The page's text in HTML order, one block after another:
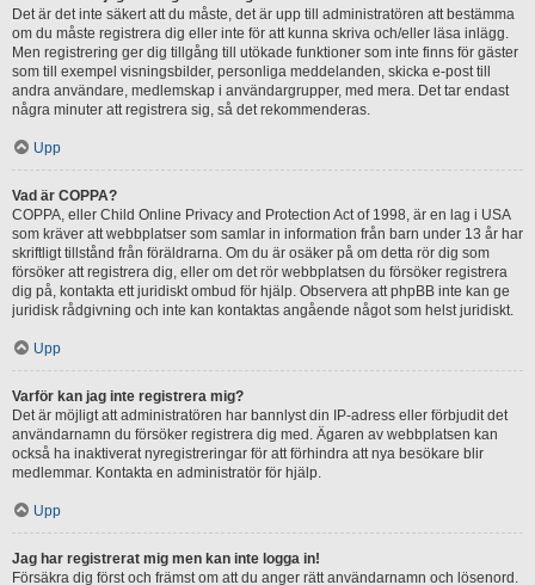
Det är det inte säkert att du måste, det är upp till administratören att bestämma
om du måste registrera dig eller inte för att kunna skriva och/eller läsa inlägg.
Men registrering ger dig tillgång till utökade funktioner som inte finns för gäster
som till exempel visningsbilder, personliga meddelanden, skicka e-post till
andra användare, medlemskap i användargrupper, med mera. Det tar endast
några minuter att registrera sig, så det rekommenderas.
Upp
Vad är COPPA?
COPPA, eller Child Online Privacy and Protection Act of 1998, är en lag i USA
som kräver att webbplatser som samlar in information från barn under 13 år har
skriftligt tillstånd från föräldrarna. Om du är osäker på om detta rör dig som
försöker att registrera dig, eller om det rör webbplatsen du försöker registrera
dig på, kontakta ett juridiskt ombud för hjälp. Observera att phpBB inte kan ge
juridisk rådgivning och inte kan kontaktas angående något som helst juridiskt.
Upp
Varför kan jag inte registrera mig?
Det är möjligt att administratören har bannlyst din IP-adress eller förbjudit det
användarnamn du försöker registrera dig med. Ägaren av webbplatsen kan
också ha inaktiverat nyregistreringar för att förhindra att nya besökare blir
medlemmar. Kontakta en administratör för hjälp.
Upp
Jag har registrerat mig men kan inte logga in!
Försäkra dig först och främst om att du anger rätt användarnamn och lösenord.